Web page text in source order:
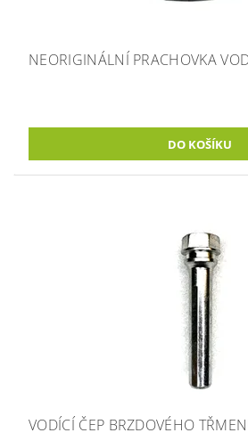
NEORIGINÁLNÍ PRACHOVKA
VODÍCÍ ČEP BRZDOVÉHO